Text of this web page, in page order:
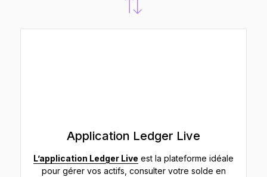
Application Ledger Live
L’application Ledger Live est la plateforme idéale
pour gérer vos actifs, consulter votre solde en